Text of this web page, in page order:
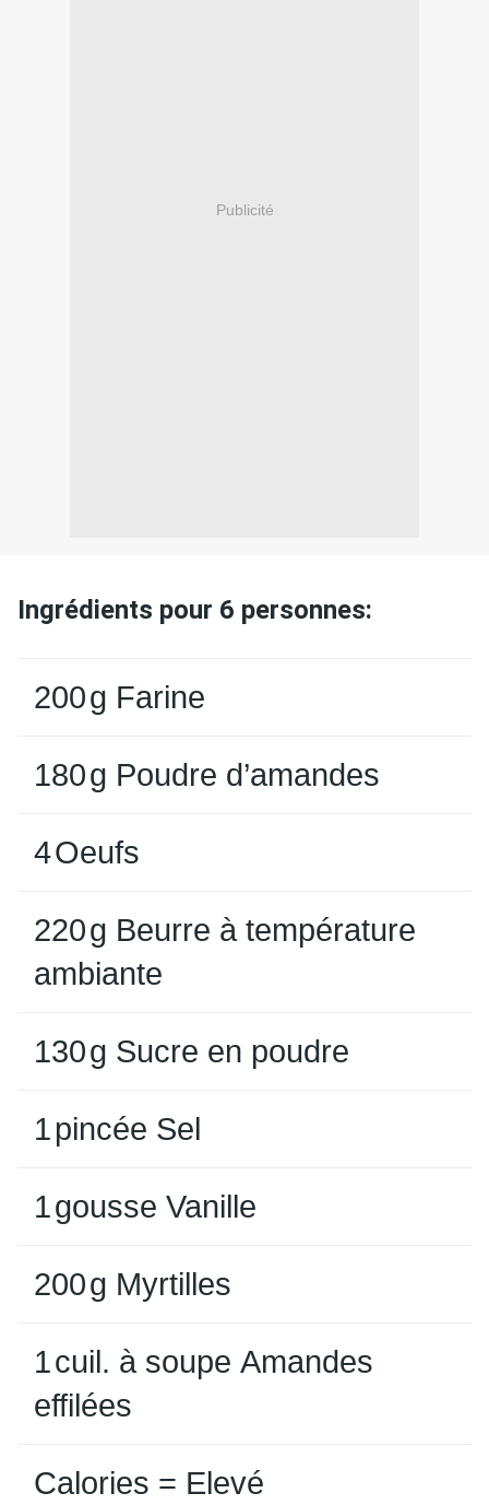
Publicité
Ingrédients pour 6 personnes:
200g Farine
180g Poudre d’amandes
4Oeufs
220g Beurre à température
ambiante
130g Sucre en poudre
1pincée Sel
1gousse Vanille
200g Myrtilles
1cuil. à soupe Amandes
effilées
Calories = Elevé